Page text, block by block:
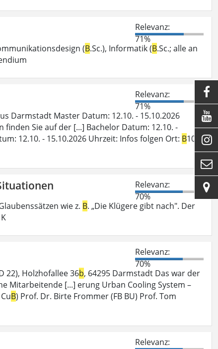
Relevanz:
71%
(B.Sc.), Informatik (B.Sc.; alle an
Relevanz:
71%
Darmstadt Master Datum: 12.10. - 15.10.2026
Sie auf der [...] Bachelor Datum: 12.10. -
12.10. - 15.10.2026 Uhrzeit: Infos folgen Ort: B10,
Relevanz:
70%
wie z. B. „Die Klügere gibt nach". Der
Relevanz:
70%
22), Holzhofallee 36b, 64295 Darmstadt Das war der
Mitarbeitende [...] erung Urban Cooling System –
B) Prof. Dr. Birte Frommer (FB BU) Prof. Tom
Relevanz:




